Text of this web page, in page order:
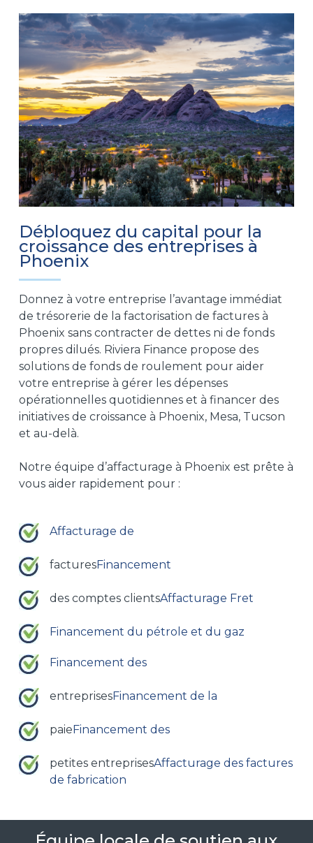
Débloquez du capital pour la
croissance des entreprises à
Phoenix
Donnez à votre entreprise l’avantage immédiat
de trésorerie de la factorisation de factures à
Phoenix sans contracter de dettes ni de fonds
propres dilués. Riviera Finance propose des
solutions de fonds de roulement pour aider
votre entreprise à gérer les dépenses
opérationnelles quotidiennes et à financer des
initiatives de croissance à Phoenix, Mesa, Tucson
et au-delà.
Notre équipe d’affacturage à Phoenix est prête à
vous aider rapidement pour :
Affacturage de
facturesFinancement
des comptes clientsAffacturage Fret
Financement du pétrole et du gaz
Financement des
entreprisesFinancement de la
paieFinancement des
petites entreprisesAffacturage des factures
de fabrication